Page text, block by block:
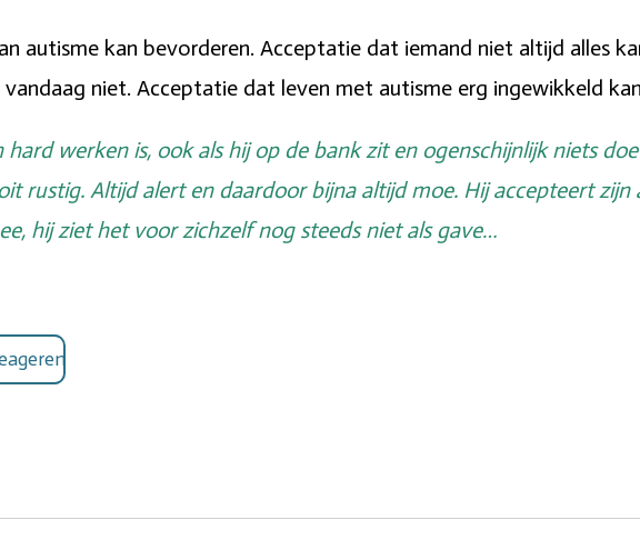
autisme kan bevorderen. Acceptatie dat iemand niet altijd alles
niet. Acceptatie dat leven met autisme erg ingewikkeld
werken is, ook als hij op de bank zit en ogenschijnlijk niets
rustig. Altijd alert en daardoor bijna altijd moe. Hij accepteert zijn
hij ziet het voor zichzelf nog steeds niet als gave…